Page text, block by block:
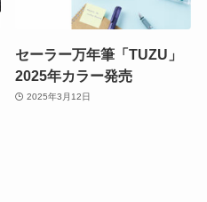
セーラー万年筆「TUZU」
2025年カラー発売
2025年3月12日